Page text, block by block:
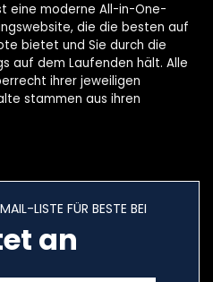
eine moderne All-in-One-
die die besten auf
bietet und Sie durch die
auf dem Laufenden hält. Alle
ihrer jeweiligen
stammen aus ihren
LISTE FÜR BESTE BEI
an